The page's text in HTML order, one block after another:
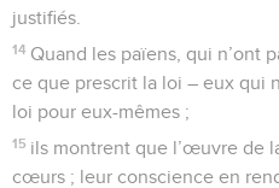
justifiés.
14 Quand les païens, qui n’ont
ce que prescrit la loi – eux qui
loi pour eux-mêmes ;
15 ils montrent que l’œuvre de
cœurs ; leur conscience en